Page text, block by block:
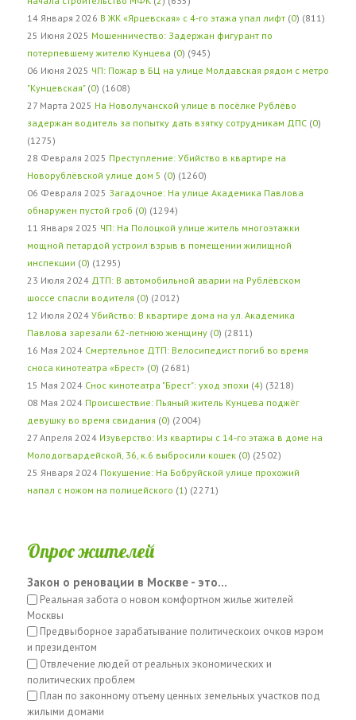
14 Января 2026 В ЖК «Ярцевская» с 4-го этажа упал лифт (0) (811)
25 Июня 2025 Мошенничество: Задержан фигурант по
потерпевшему жителю Кунцева (0) (945)
06 Июня 2025 ЧП: Пожар в БЦ на улице Молдавская рядом с метро
"Кунцевская" (0) (1608)
27 Марта 2025 На Новолучанской улице в посёлке Рублёво
задержан водитель за попытку дать взятку сотрудникам ДПС (0)
(1275)
28 Февраля 2025 Преступление: Убийство в квартире на
Новорублёвской улице дом 5 (0) (1260)
06 Февраля 2025 Загадочное: На улице Академика Павлова
обнаружен пустой гроб (0) (1294)
11 Января 2025 ЧП: На Полоцкой улице житель многоэтажки
мощной петардой устроил взрыв в помещении жилищной
инспекции (0) (1295)
23 Июля 2024 ДТП: В автомобильной аварии на Рублёвском
шоссе спасли водителя (0) (2012)
12 Июля 2024 Убийство: В квартире дома на ул. Академика
Павлова зарезали 62-летнюю женщину (0) (2811)
16 Мая 2024 Смертельное ДТП: Велосипедист погиб во время
сноса кинотеатра «Брест» (0) (2681)
15 Мая 2024 Снос кинотеатра "Брест": уход эпохи (4) (3218)
08 Мая 2024 Происшествие: Пьяный житель Кунцева поджёг
девушку во время свидания (0) (2004)
27 Апреля 2024 Изуверство: Из квартиры с 14-го этажа в доме на
Молодогвардейской, 36, к.6 выбросили кошек (0) (2502)
25 Января 2024 Покушение: На Бобруйской улице прохожий
напал с ножом на полицейского (1 ) (2271)
Опрос жителей
Закон о реновации в Москве - это...
Реальная забота о новом комфортном жилье жителей
Москвы
Предвыборное зарабатывание политическоих очков мэром
и президентом
Отвлечение людей от реальных экономических и
политических проблем
План по законному отъему ценных земельных участков под
жилыми домами